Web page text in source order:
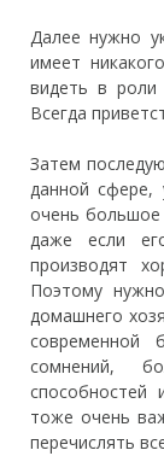
Далее нужно
имеет
видеть в
Всегда
Затем
данной сфере,
очень
даже если
производят
Поэтому
домашнего
современной
сомнений,
способностей
тоже очень
перечислять